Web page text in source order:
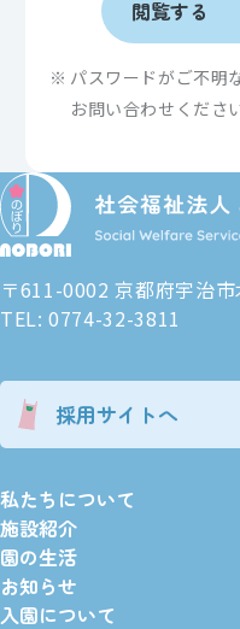
閲覧する
パスワードがご不明
お問い合わせください
〒611-0002 京都府宇治
TEL: 0774-32-3811
採用サイトへ
私たちについて
施設紹介
園の生活
お知らせ
入園について